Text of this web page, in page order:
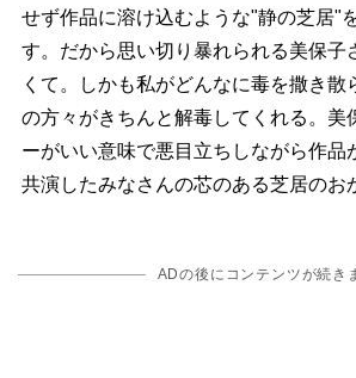
せず作品に溶け込むような"静の芝居"
す。だから思い切り暴れられる美保子
くて。しかも私がどんなに毒を撒き散
の方々がきちんと解毒してくれる。美
ーがいい意味で悪目立ちしながら作品
共演したみなさんの芯のある芝居のお
ADの後にコンテンツが続き